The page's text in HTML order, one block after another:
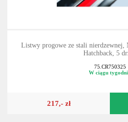
Listwy progowe ze stali nierdzewnej,
Hatchback, 5
75.CR750325
W ciągu
217,- zł